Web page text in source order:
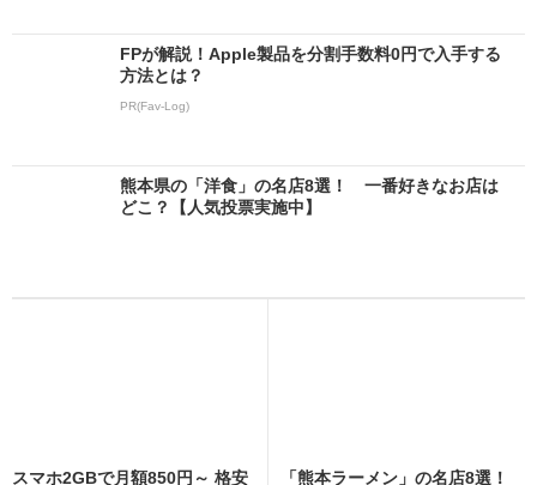
FPが解説！Apple製品を分割手数料0円で入手する
方法とは？
PR(Fav-Log)
熊本県の「洋食」の名店8選！ 一番好きなお店は
どこ？【人気投票実施中】
スマホ2GBで月額850円～ 格安 「熊本ラーメン」の名店8選！